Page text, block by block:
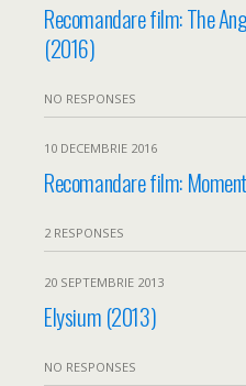
Recomandare film: The
(2016)
NO RESPONSES
10 DECEMBRIE 2016
Recomandare film:
2 RESPONSES
20 SEPTEMBRIE 2013
Elysium (2013)
NO RESPONSES